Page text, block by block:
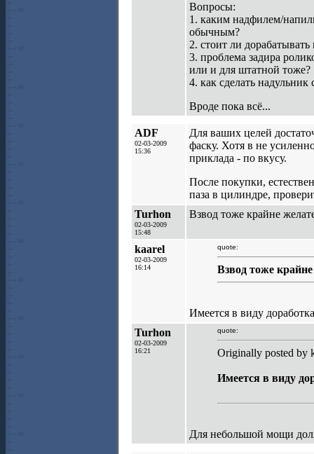
Вопросы:
1. каким надфилем/
обычным?
2. стоит ли
3. проблема задира
или и для штатной тоже?
4. как сделать
Вроде пока всё...
ADF
02-03-2009
15:36
Для ваших целей
фаску. Хотя в не
приклада - по вкусу.
После покупки,
паза в цилиндре,
Turhon
02-03-2009
15:48
Взвод тоже крайне
kaarel
02-03-2009
16:14
quote:
Взвод тоже
Имеется в виду
Turhon
02-03-2009
16:21
quote:
Originally posted by
Имеется в виду
Для небольшой мощи